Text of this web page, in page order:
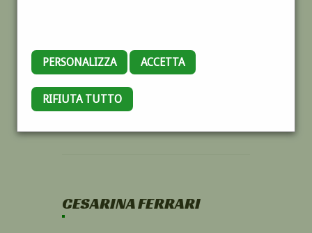
PERSONALIZZA ACCETTA
RIFIUTA TUTTO
CESARINA FERRARI